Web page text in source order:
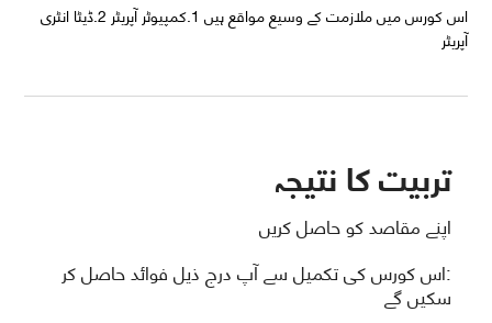
اس کورس میں ملازمت کے وسیع مواقع ہیں 1.کمپیوٹر آپریٹر 2.ڈیٹا انٹری
آپریٹر
تربیت کا نتیجہ
اپنے مقاصد کو حاصل کریں
:اس کورس کی تکمیل سے آپ درج ذیل فوائد حاصل کر
سکیں گے